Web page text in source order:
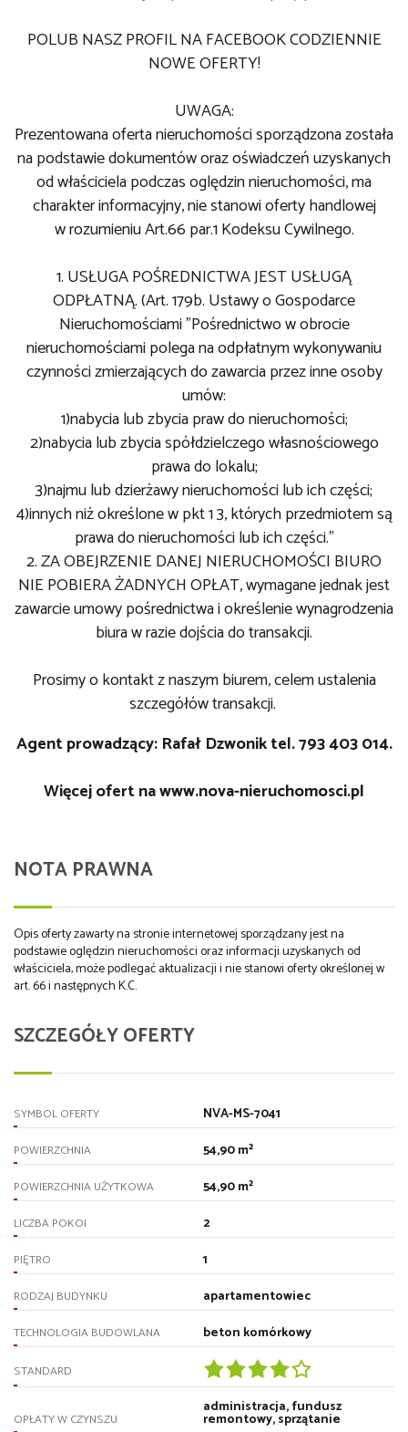
POLUB NASZ PROFIL NA FACEBOOK CODZIENNIE
NOWE OFERTY!
UWAGA:
Prezentowana oferta nieruchomości sporządzona została
na podstawie dokumentów oraz oświadczeń uzyskanych
od właściciela podczas oględzin nieruchomości, ma
charakter informacyjny, nie stanowi oferty handlowej
w rozumieniu Art.66 par.1 Kodeksu Cywilnego.
1. USŁUGA POŚREDNICTWA JEST USŁUGĄ
ODPŁATNĄ. (Art. 179b. Ustawy o Gospodarce
Nieruchomościami "Pośrednictwo w obrocie
nieruchomościami polega na odpłatnym wykonywaniu
czynności zmierzających do zawarcia przez inne osoby
umów:
1)nabycia lub zbycia praw do nieruchomości;
2)nabycia lub zbycia spółdzielczego własnościowego
prawa do lokalu;
3)najmu lub dzierżawy nieruchomości lub ich części;
4)innych niż określone w pkt 1 3, których przedmiotem są
prawa do nieruchomości lub ich części."
2. ZA OBEJRZENIE DANEJ NIERUCHOMOŚCI BIURO
NIE POBIERA ŻADNYCH OPŁAT, wymagane jednak jest
zawarcie umowy pośrednictwa i określenie wynagrodzenia
biura w razie dojścia do transakcji.
Prosimy o kontakt z naszym biurem, celem ustalenia
szczegółów transakcji.
Agent prowadzący: Rafał Dzwonik tel. 793 403 014.
Więcej ofert nawww.nova-nieruchomosci.pl
NOTA PRAWNA
Opis oferty zawarty na stronie internetowej sporządzany jest na
podstawie oględzin nieruchomości oraz informacji uzyskanych od
właściciela, może podlegać aktualizacji i nie stanowi oferty określonej w
art. 66 i następnych K.C.
SZCZEGÓŁY OFERTY
SYMBOL OFERTY NVA-MS-7041
POWIERZCHNIA 54,90 m²
POWIERZCHNIA UŻYTKOWA 54,90 m²
LICZBA POKOI 2
PIĘTRO 1
RODZAJ BUDYNKU apartamentowiec
TECHNOLOGIA BUDOWLANA beton komórkowy
STANDARD
OPŁATY W CZYNSZU
administracja, fundusz
remontowy, sprzątanie